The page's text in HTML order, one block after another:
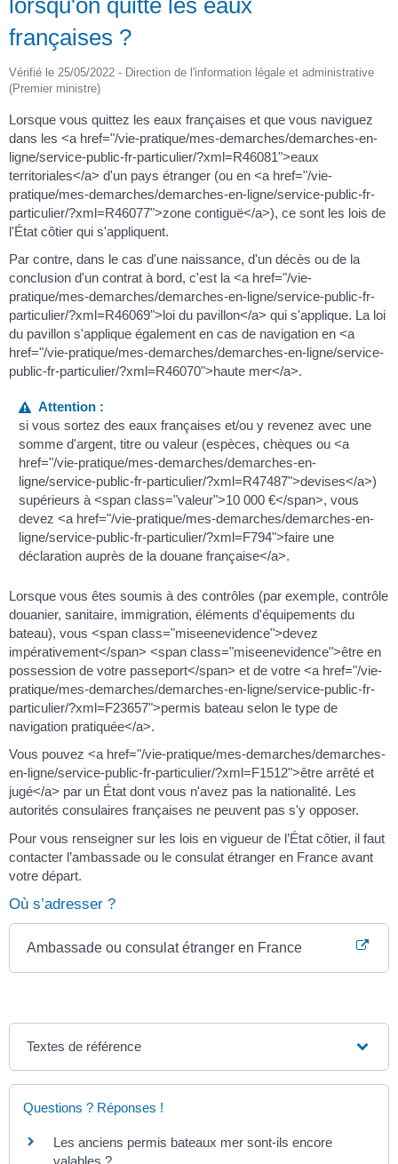
françaises ?
Vérifié le 25/05/2022 - Direction de l'information légale et administrative
(Premier ministre)
Lorsque vous quittez les eaux françaises et que vous naviguez
dans les <a href="/vie-pratique/mes-demarches/demarches-en-
ligne/service-public-fr-particulier/?xml=R46081">eaux
territoriales</a> d'un pays étranger (ou en <a href="/vie-
pratique/mes-demarches/demarches-en-ligne/service-public-fr-
particulier/?xml=R46077">zone contiguë</a>), ce sont les lois de
l'État côtier qui s'appliquent.
Par contre, dans le cas d'une naissance, d'un décès ou de la
conclusion d'un contrat à bord, c'est la <a href="/vie-
pratique/mes-demarches/demarches-en-ligne/service-public-fr-
particulier/?xml=R46069">loi du pavillon</a> qui s'applique. La loi
du pavillon s'applique également en cas de navigation en <a
href="/vie-pratique/mes-demarches/demarches-en-ligne/service-
public-fr-particulier/?xml=R46070">haute mer</a>.
Attention :
si vous sortez des eaux françaises et/ou y revenez avec une
somme d'argent, titre ou valeur (espèces, chèques ou <a
href="/vie-pratique/mes-demarches/demarches-en-
ligne/service-public-fr-particulier/?xml=R47487">devises</a>)
supérieurs à <span class="valeur">10 000 €</span>, vous
devez <a href="/vie-pratique/mes-demarches/demarches-en-
ligne/service-public-fr-particulier/?xml=F794">faire une
déclaration auprès de la douane française</a>.
Lorsque vous êtes soumis à des contrôles (par exemple, contrôle
douanier, sanitaire, immigration, éléments d'équipements du
bateau), vous <span class="miseenevidence">devez
impérativement</span> <span class="miseenevidence">être en
possession de votre passeport</span> et de votre <a href="/vie-
pratique/mes-demarches/demarches-en-ligne/service-public-fr-
particulier/?xml=F23657">permis bateau selon le type de
navigation pratiquée</a>.
Vous pouvez <a href="/vie-pratique/mes-demarches/demarches-
en-ligne/service-public-fr-particulier/?xml=F1512">être arrêté et
jugé</a> par un État dont vous n'avez pas la nationalité. Les
autorités consulaires françaises ne peuvent pas s'y opposer.
Pour vous renseigner sur les lois en vigueur de l’État côtier, il faut
contacter l’ambassade ou le consulat étranger en France avant
votre départ.
Où s’adresser ?
Ambassade ou consulat étranger en France
Textes de référence
Questions ? Réponses !
Les anciens permis bateaux mer sont-ils encore